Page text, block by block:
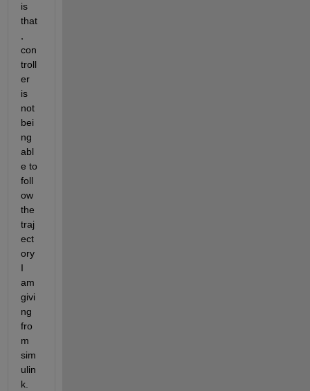
is
that
con
troll
er
is
not
bei
ng
abl
e to
foll
ow
the
traj
ect
ory
I
am
givi
ng
fro
m
sim
ulin
k.